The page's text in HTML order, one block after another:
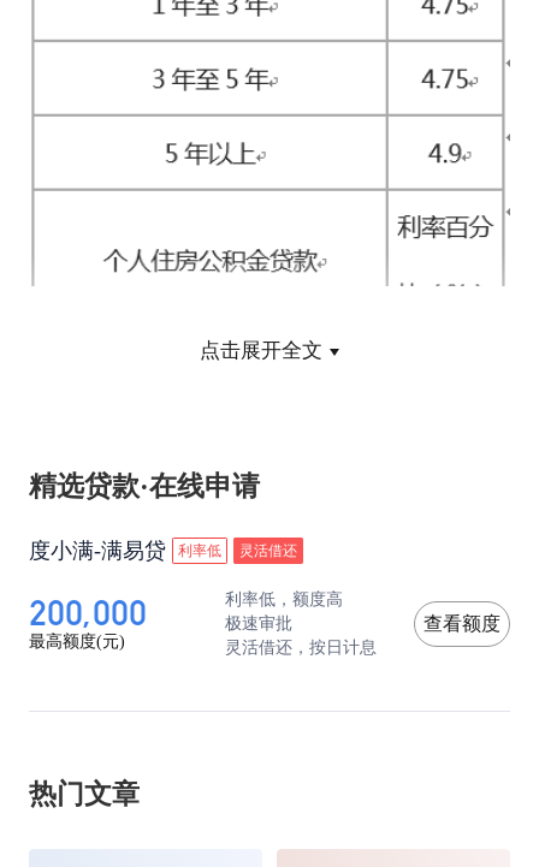
而在办理银行信用贷款时，以上利率就不适用，需
要根据银行具体要求来，通常年利率在8%-18%左
右，周期较短，以三个月到36个月为多。
点击展开全文
精选贷款·在线申请
度小满-满易贷 利率低 灵活借还
200,000
最高额度(元)
利率低，额度高
极速审批
灵活借还，按日计息
查看额度
热门文章